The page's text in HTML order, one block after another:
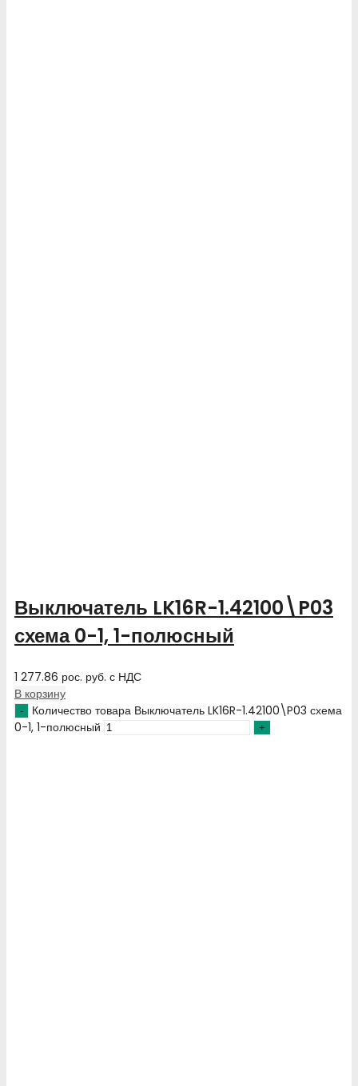
Выключатель LK16R-1.42100\P03
схема 0-1, 1-полюсный
1 277.86 рос. руб. с НДС
В корзину
Количество товара Выключатель LK16R-1.42100\P03 схема
0-1, 1-полюсный